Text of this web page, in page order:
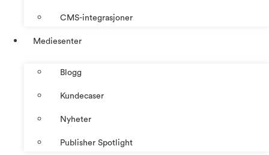
CMS-integrasjoner
Mediesenter
Blogg
Kundecaser
Nyheter
Publisher Spotlight